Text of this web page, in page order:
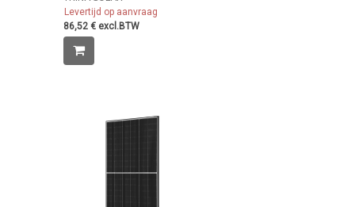
Levertijd op aanvraag
86,52 € excl.BTW